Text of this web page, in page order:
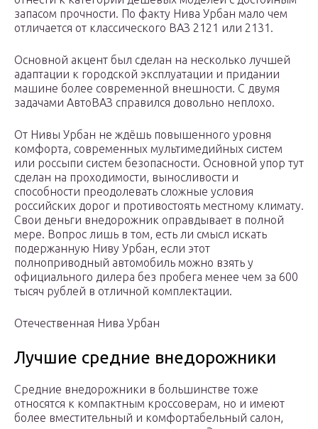
запасом прочности. По факту Нива Урбан мало чем
отличается от классического ВАЗ 2121 или 2131.
Основной акцент был сделан на несколько лучшей
адаптации к городской эксплуатации и придании
машине более современной внешности. С двумя
задачами АвтоВАЗ справился довольно неплохо.
От Нивы Урбан не ждёшь повышенного уровня
комфорта, современных мультимедийных систем
или россыпи систем безопасности. Основной упор тут
сделан на проходимости, выносливости и
способности преодолевать сложные условия
российских дорог и противостоять местному климату.
Свои деньги внедорожник оправдывает в полной
мере. Вопрос лишь в том, есть ли смысл искать
подержанную Ниву Урбан, если этот
полноприводный автомобиль можно взять у
официального дилера без пробега менее чем за 600
тысяч рублей в отличной комплектации.
Отечественная Нива Урбан
Лучшие средние внедорожники
Средние внедорожники в большинстве тоже
относятся к компактным кроссоверам, но и имеют
более вместительный и комфортабельный салон,